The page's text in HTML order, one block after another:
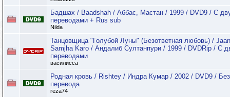
Бадшах / Baadshah / Аббас, Мастан / 1999 / DVD9 / С
переводами + Rus sub
Nilda
Танцовщица "Голубой Луны" (Безответная любовь) /
Samjha Karo / Андалиб Султанпури / 1999 / DVDRip / C
переводами
василисса
Родная кровь / Rishtey / Индра Кумар / 2002 / DVD9 / Без
перевода
reza74